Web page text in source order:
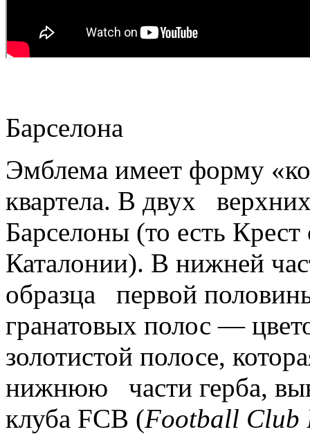
Барселона
Эмблема имеет форму
квартела. В двух
Барселоны (то есть
Каталонии). В нижней
образца первой
гранатовых полос —
золотистой полосе,
нижнюю части герба,
клуба FCB (Football Club